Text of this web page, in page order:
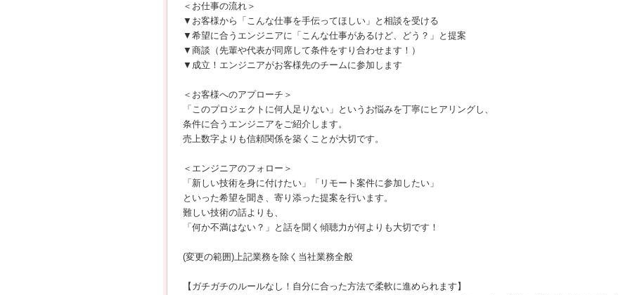
＜お仕事の流れ＞
▼お客様から「こんな仕事を手伝ってほしい」と相談を受ける
▼希望に合うエンジニアに「こんな仕事があるけど、どう？」と提案
▼商談（先輩や代表が同席して条件をすり合わせます！）
▼成立！エンジニアがお客様先のチームに参加します
＜お客様へのアプローチ＞
「このプロジェクトに何人足りない」というお悩みを丁寧にヒアリングし、
条件に合うエンジニアをご紹介します。
売上数字よりも信頼関係を築くことが大切です。
＜エンジニアのフォロー＞
「新しい技術を身に付けたい」「リモート案件に参加したい」
といった希望を聞き、寄り添った提案を行います。
難しい技術の話よりも、
「何か不満はない？」と話を聞く傾聴力が何よりも大切です！
(変更の範囲)上記業務を除く当社業務全般
【ガチガチのルールなし！自分に合った方法で柔軟に進められます】